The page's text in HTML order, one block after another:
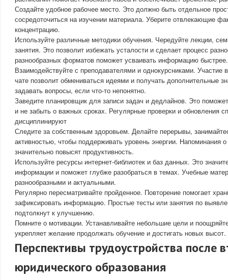
Создайте удобное рабочее место. Это должно быть отдельное
сосредоточиться на изучении материала. Уберите отвлекающие
концентрацию.
Используйте различные методики обучения. Чередуйте лекции,
занятия. Это позволит избежать усталости и сделает процесс
разнообразных форматов поможет усваивать информацию быстрее.
Взаимодействуйте с преподавателями и однокурсниками. Участие
чате позволит обмениваться идеями и получать дополнительные
задавать вопросы, если что-то непонятно.
Заведите планировщик для записи задач и дедлайнов. Это
и не забыть о важных сроках. Регулярные проверки и обновления
дисциплинируют
Следите за собственным здоровьем. Делайте перерывы,
активностью, чтобы поддерживать уровень энергии. Напоминания
значительно повысят продуктивность.
Используйте ресурсы интернет-библиотек и баз данных. Это
информации и поможет глубже разобраться в темах. Учебные
разнообразными и актуальными.
Регулярно пересматривайте пройденное. Повторение помогает
зафиксировать информацию. Простые тесты или занятия по
подтолкнут к улучшению.
Помните о мотивации. Устанавливайте небольшие цели и
укрепляет желание продолжать обучение и достигать новых высот.
Перспективы трудоустройства после
юридического образования